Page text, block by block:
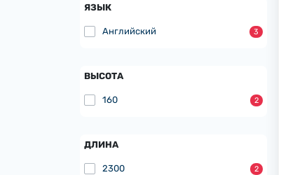
ЯЗЫК
Английский 3
ВЫСОТА
160 2
ДЛИНА
2300 2